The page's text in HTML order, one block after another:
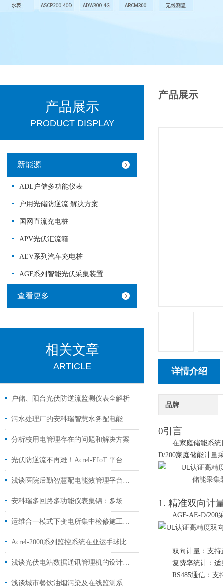
产品展示
PRODUCT DISPLAY
新能源
ADL户储多功能仪表
户用光储防逆流 解决方案
国网直流充电桩
APV光伏汇流箱
AEV系列汽车充电桩
AGF系列智能光伏采集装置
查看更多
相关文章
ARTICLE
户储、阳台光伏防逆流监测仪表全解析
污水处理厂的安科瑞智慧水务配电能效管理平台的方案实施
分析校用电管理存在的问题和解决方案
光伏防逆流不再难！Acrel-EIoT 平台，让每度电都走对 “路”
浅谈医院后勤智慧配电能效管理平台建设与应用
安科瑞多回路多功能仪表集锦：多场景适配，让数据监测更简单
运维合一模式下变电所集中检修施工现场的安全管理
Acrel-2000系列监控系统在亚运手球比赛馆建设
浅谈光伏电站数据通讯管理机的设计与应用
浅谈城市餐饮油烟污染及在线监测系统解决方案
产品展示
详情介绍
品牌
0引言
在家庭储能系
D/200家庭储能计量
1. 精准双向计
AGF-AE-D/200
双向计量：支
复费率统计：
RS485通信：支